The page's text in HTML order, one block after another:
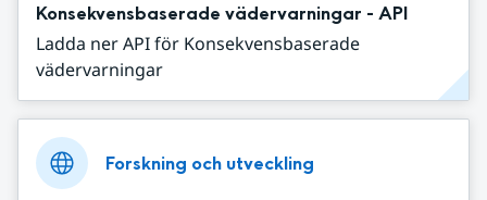
Konsekvensbaserade vädervarningar - API
Ladda ner API för Konsekvensbaserade
vädervarningar
Forskning och utveckling